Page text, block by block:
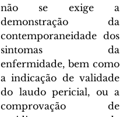
não se exige a
demonstração da
contemporaneidade dos
sintomas da
enfermidade, bem como
a indicação de validade
do laudo pericial, ou a
comprovação de